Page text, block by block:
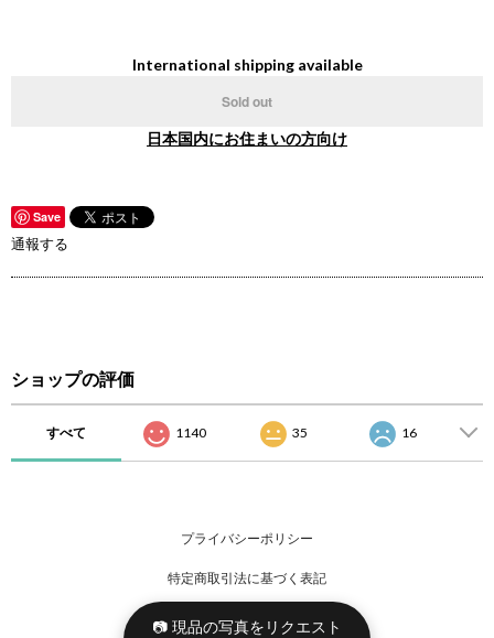
International shipping available
Sold out
日本国内にお住まいの方向け
Save
通報する
ショップの評価
すべて 1140 35 16
プライバシーポリシー
特定商取引法に基づく表記
📷 現品の写真をリクエスト